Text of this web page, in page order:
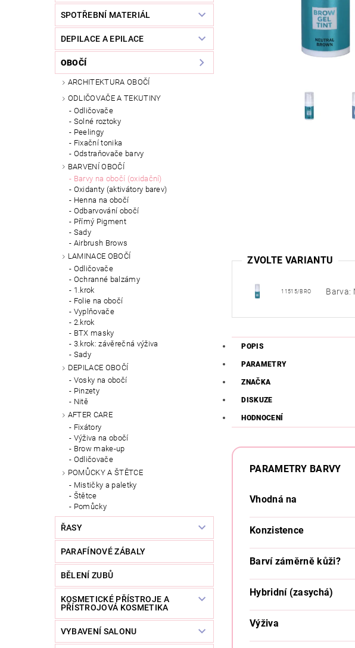
SPOTŘEBNÍ MATERIÁL
DEPILACE A EPILACE
OBOČÍ
ARCHITEKTURA OBOČÍ
ODLIČOVAČE A TEKUTINY
Odličovače
Solné roztoky
Peelingy
Fixační tonika
Odstraňovače barvy
BARVENÍ OBOČÍ
Barvy na obočí (oxidační)
Oxidanty (aktivátory barev)
Henna na obočí
Odbarvování obočí
Přímý Pigment
Sady
Airbrush Brows
LAMINACE OBOČÍ
Odličovače
Ochranné balzámy
1.krok
Folie na obočí
Vyplňovače
2.krok
BTX masky
3.krok: závěrečná výživa
Sady
DEPILACE OBOČÍ
Vosky na obočí
Pinzety
Nitě
AFTER CARE
Fixátory
Výživa na obočí
Brow make-up
Odličovače
POMŮCKY A ŠTĚTCE
Mističky a paletky
Štětce
Pomůcky
ŘASY
PARAFÍNOVÉ ZÁBALY
BĚLENÍ ZUBŮ
KOSMETICKÉ PŘÍSTROJE A
PŘÍSTROJOVÁ KOSMETIKA
VYBAVENÍ SALONU
ZVOLTE VARIANTU
11515/BRO Barva:
POPIS
PARAMETRY
ZNAČKA
DISKUZE
HODNOCENÍ
PARAMETRY BARVY
Vhodná na
Konzistence
Barví záměrně kůži?
Hybridní (zasychá)
Výživa